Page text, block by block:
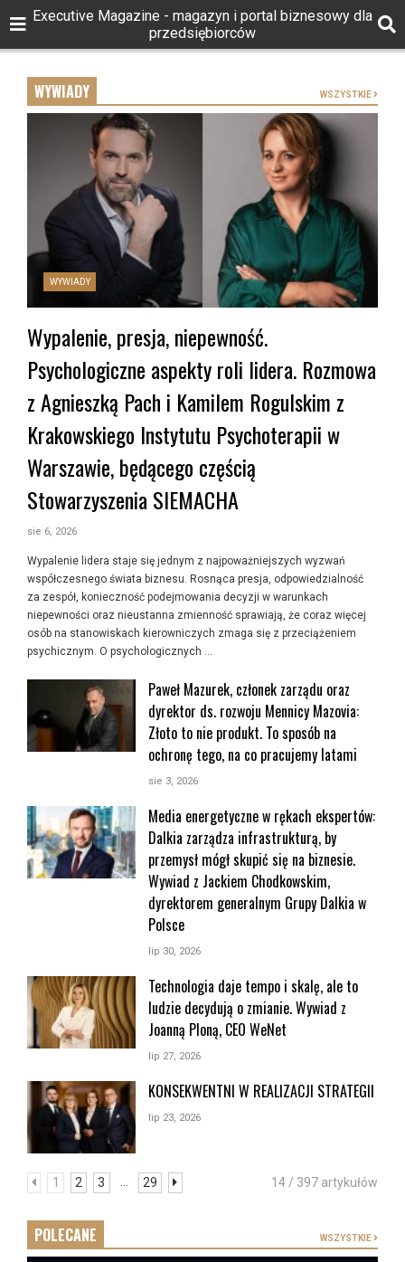
Executive Magazine - magazyn i portal biznesowy dla
przedsiębiorców
WYWIADY WSZYSTKIE
WYWIADY
Wypalenie, presja, niepewność.
Psychologiczne aspekty roli lidera. Rozmowa
z Agnieszką Pach i Kamilem Rogulskim z
Krakowskiego Instytutu Psychoterapii w
Warszawie, będącego częścią
Stowarzyszenia SIEMACHA
sie 6, 2026
Wypalenie lidera staje się jednym z najpoważniejszych wyzwań
współczesnego świata biznesu. Rosnąca presja, odpowiedzialność
za zespół, konieczność podejmowania decyzji w warunkach
niepewności oraz nieustanna zmienność sprawiają, że coraz więcej
osób na stanowiskach kierowniczych zmaga się z przeciążeniem
psychicznym. O psychologicznych …
Paweł Mazurek, członek zarządu oraz
dyrektor ds. rozwoju Mennicy Mazovia:
Złoto to nie produkt. To sposób na
ochronę tego, na co pracujemy latami
sie 3, 2026
Media energetyczne w rękach ekspertów:
Dalkia zarządza infrastrukturą, by
przemysł mógł skupić się na biznesie.
Wywiad z Jackiem Chodkowskim,
dyrektorem generalnym Grupy Dalkia w
Polsce
lip 30, 2026
Technologia daje tempo i skalę, ale to
ludzie decydują o zmianie. Wywiad z
Joanną Ploną, CEO WeNet
lip 27, 2026
KONSEKWENTNI W REALIZACJI STRATEGII
lip 23, 2026
1 2 3 29 14 / 397 artykułów
POLECANE WSZYSTKIE